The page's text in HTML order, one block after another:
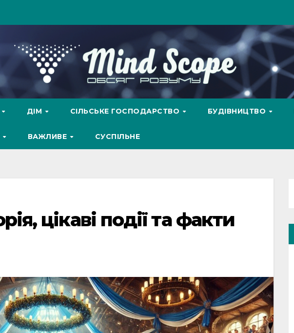
ДІМ СІЛЬСЬКЕ ГОСПОДАРСТВО БУДІВНИЦТВО
ВАЖЛИВЕ СУСПІЛЬНЕ
цікаві події та факти